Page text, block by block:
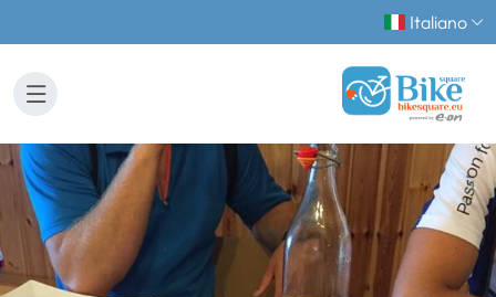
Italiano